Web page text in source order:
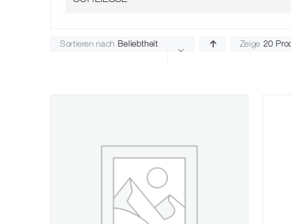
Sortieren nach Beliebtheit Zeige 20